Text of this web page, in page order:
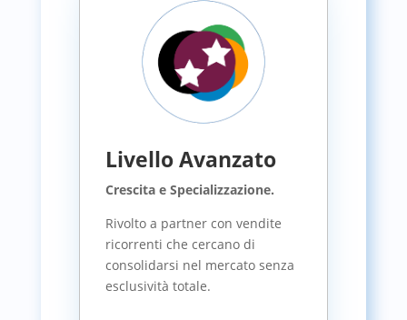
Livello Avanzato
Crescita e Specializzazione.
Rivolto a partner con vendite
ricorrenti che cercano di
consolidarsi nel mercato senza
esclusività totale.